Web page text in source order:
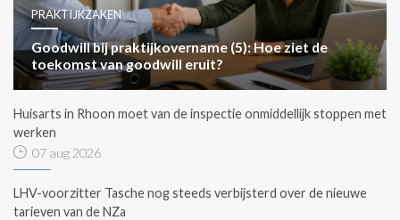
PRAKTIJKZAKEN
Goodwill bij praktijkovername (5): Hoe ziet de
toekomst van goodwill eruit?
Huisarts in Rhoon moet van de inspectie onmiddellijk stoppen met
werken
07 aug 2026
LHV-voorzitter Tasche nog steeds verbijsterd over de nieuwe
tarieven van de NZa